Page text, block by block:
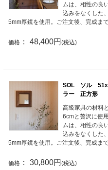
ムは、相性の良
込みをなくした
5mm厚鏡を使用。ご注文後、完成ま
価格 ： 48,400円 (税込)
SOL ソル
ラー 正方形
高級家具の材料
6cmと贅沢に使
ムは、相性の良
込みをなくした
5mm厚鏡を使用。ご注文後、完成ま
価格 ： 30,800円 (税込)